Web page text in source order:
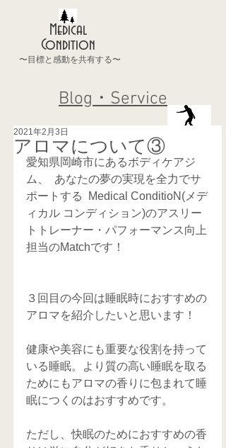
Medical
Condition
〜目標と感動を共有する〜
Blog・Service
アロマについて③
2021年2月3日
愛知県岡崎市にあるボディケアジ
ム、  あなたの夢の実現を全力でサ
ポートする  Medical ConditioN(メデ
ィカル コンディション)のアスリー
トトレーナー・パフォーマンス向上
担当のMatchです！
３回目の今回は睡眠時におすすめの
アロマを紹介したいと思います！
健康や美容にも重要な役割を持って
いる睡眠。より質の高い睡眠を取る
ためにもアロマの香りに包まれて睡
眠につくのはおすすめです。
ただし、快眠のためにおすすめの香